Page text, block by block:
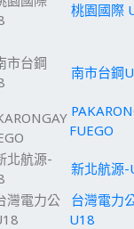
桃園國際
南市台鋼
FUEGO
新北航源-
台灣電力
U18